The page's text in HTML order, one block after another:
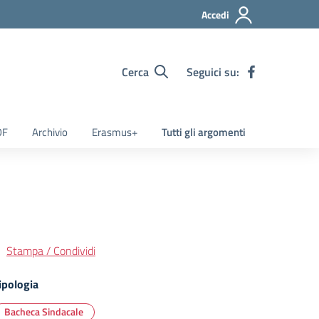
Accedi
Cerca Seguici su:
Archivio Erasmus+ Tutti gli argomenti
Stampa / Condividi
Bacheca Sindacale